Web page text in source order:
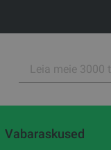
Vabaraskused